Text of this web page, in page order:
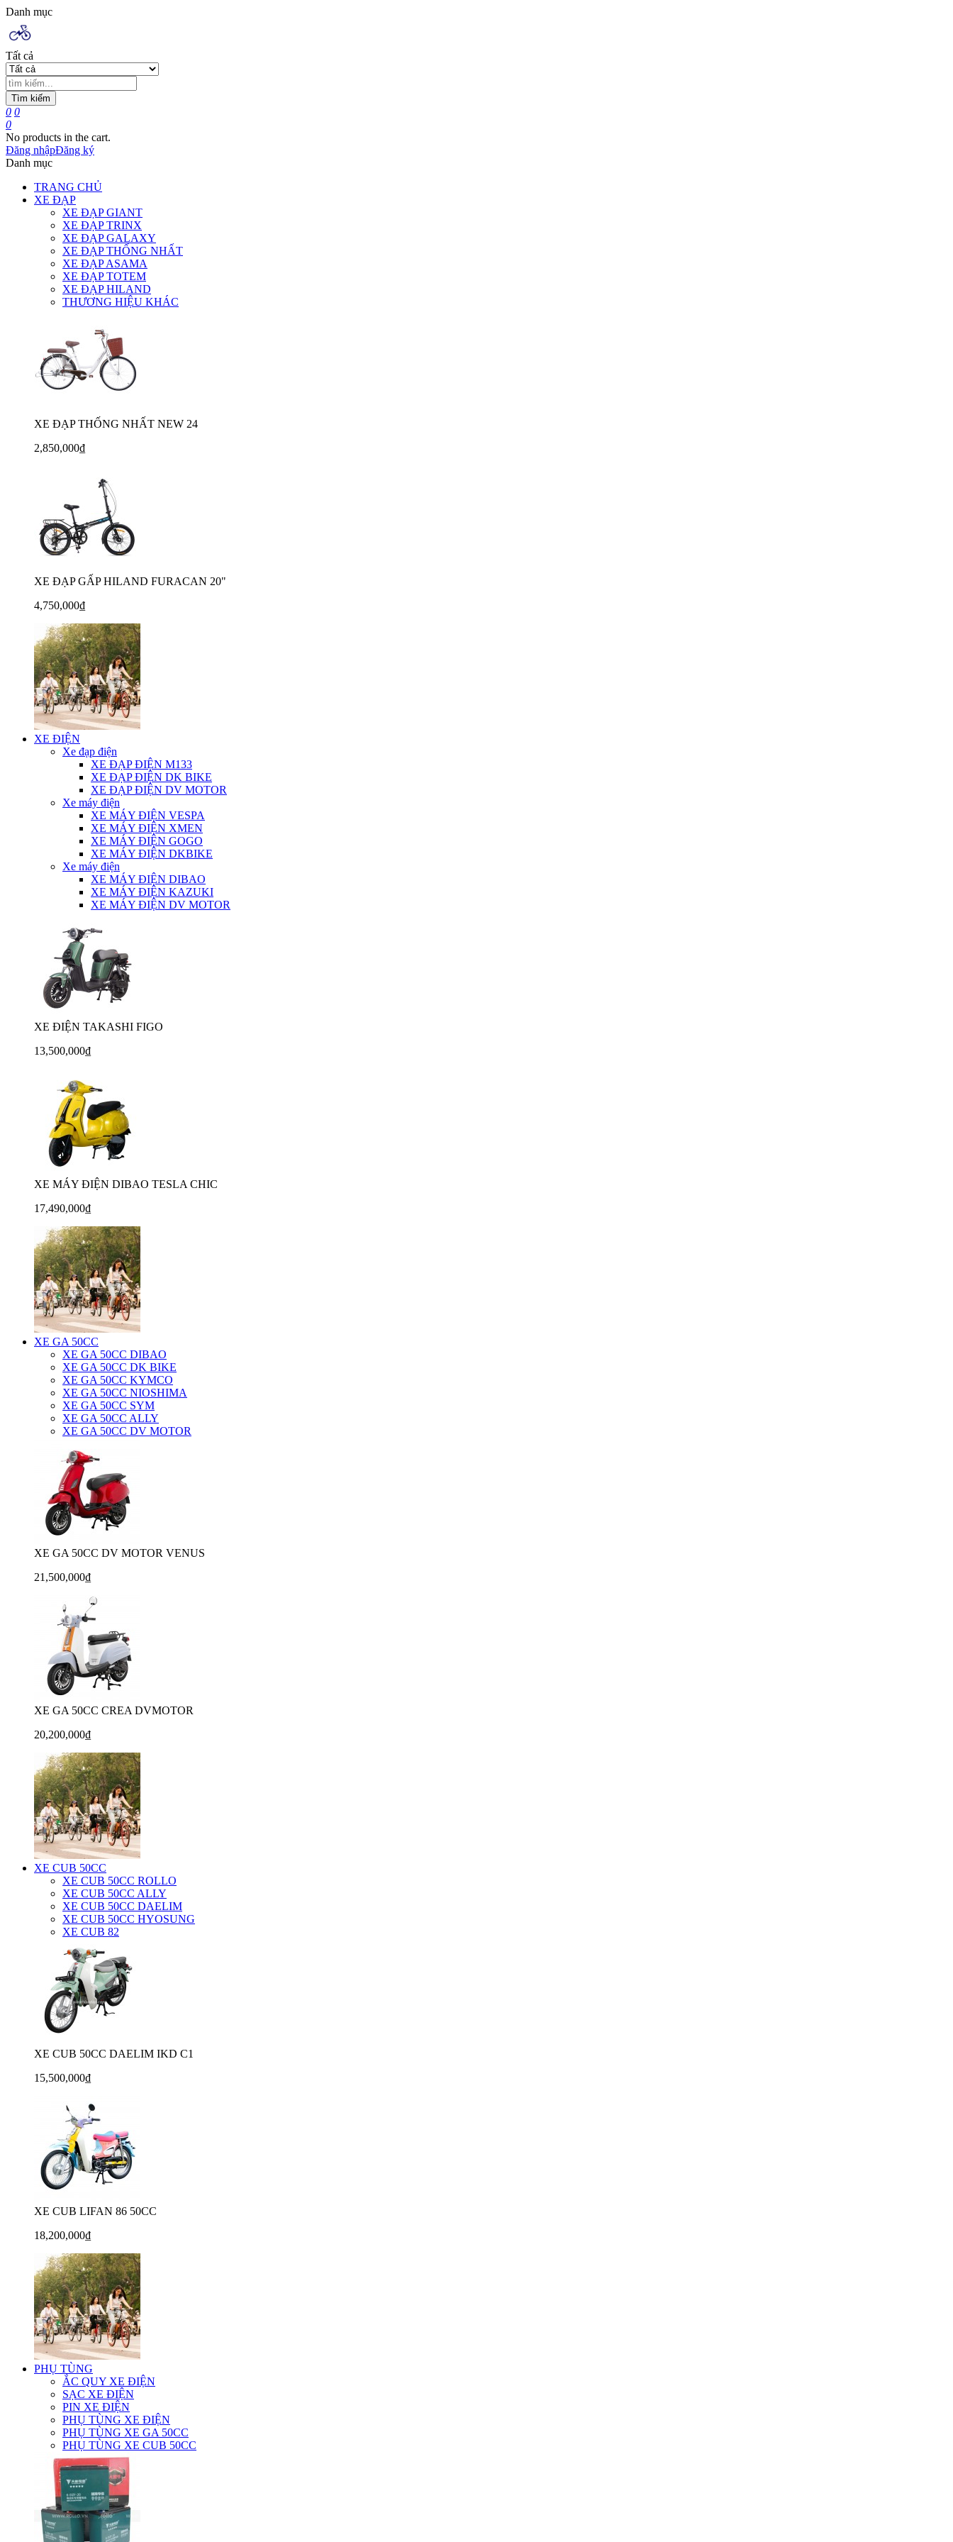
Danh mục
Tất cả
Tìm kiếm
0 0
0
No products in the cart.
Đăng nhậpĐăng ký
Danh mục
TRANG CHỦ
XE ĐẠP
XE ĐẠP GIANT
XE ĐẠP TRINX
XE ĐẠP GALAXY
XE ĐẠP THỐNG NHẤT
XE ĐẠP ASAMA
XE ĐẠP TOTEM
XE ĐẠP HILAND
THƯƠNG HIỆU KHÁC
XE ĐẠP THỐNG NHẤT NEW 24
2,850,000₫
XE ĐẠP GẤP HILAND FURACAN 20"
4,750,000₫
XE ĐIỆN
Xe đạp điện
XE ĐẠP ĐIỆN M133
XE ĐẠP ĐIỆN DK BIKE
XE ĐẠP ĐIỆN DV MOTOR
Xe máy điện
XE MÁY ĐIỆN VESPA
XE MÁY ĐIỆN XMEN
XE MÁY ĐIỆN GOGO
XE MÁY ĐIỆN DKBIKE
Xe máy điện
XE MÁY ĐIỆN DIBAO
XE MÁY ĐIỆN KAZUKI
XE MÁY ĐIỆN DV MOTOR
XE ĐIỆN TAKASHI FIGO
13,500,000₫
XE MÁY ĐIỆN DIBAO TESLA CHIC
17,490,000₫
XE GA 50CC
XE GA 50CC DIBAO
XE GA 50CC DK BIKE
XE GA 50CC KYMCO
XE GA 50CC NIOSHIMA
XE GA 50CC SYM
XE GA 50CC ALLY
XE GA 50CC DV MOTOR
XE GA 50CC DV MOTOR VENUS
21,500,000₫
XE GA 50CC CREA DVMOTOR
20,200,000₫
XE CUB 50CC
XE CUB 50CC ROLLO
XE CUB 50CC ALLY
XE CUB 50CC DAELIM
XE CUB 50CC HYOSUNG
XE CUB 82
XE CUB 50CC DAELIM IKD C1
15,500,000₫
XE CUB LIFAN 86 50CC
18,200,000₫
PHỤ TÙNG
ẮC QUY XE ĐIỆN
SẠC XE ĐIỆN
PIN XE ĐIỆN
PHỤ TÙNG XE ĐIỆN
PHỤ TÙNG XE GA 50CC
PHỤ TÙNG XE CUB 50CC